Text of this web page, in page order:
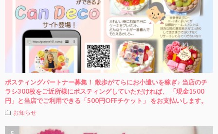
ポスティングパートナー募集！ 散歩がてらにお小遣いを稼ぎ♪ 当店のチ
ラシ300枚をご近所様にポスティングしていただければ、 「現金1500
円」と当店でご利用できる「500円OFFチケット」 をお支払いします。
お知らせ